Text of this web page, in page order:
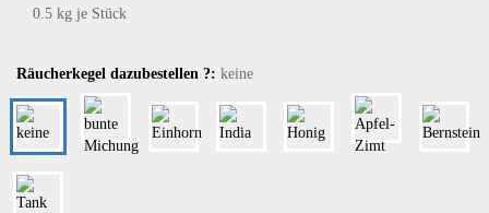
0.5 kg je Stück
Räucherkegel dazubestellen ?: keine